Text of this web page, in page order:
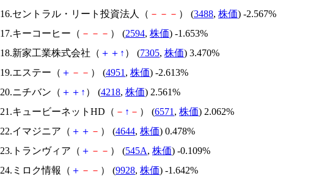
16.セントラル・リート投資法人（ － － － ） (3488, 株価) -2.567%
17.キーコーヒー（ － － － ） (2594, 株価) -1.653%
18.新家工業株式会社（ ＋ ＋ ↑ ） (7305, 株価) 3.470%
19.エステー（ ＋ － － ） (4951 , 株価) -2.613%
20.ニチバン（ ＋ ＋ ↑ ） (4218, 株価) 2.561%
21.キュービーネットHD（ － ↑ － ） (6571 , 株価) 2.062%
22.イマジニア（ ＋ ＋ － ） (4644, 株価) 0.478%
23.トランヴィア（ ＋ － － ） (545A, 株価) -0.109%
24.ミロク情報（ ＋ － － ） (9928, 株価) -1.642%